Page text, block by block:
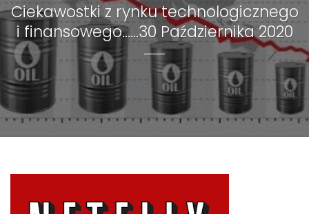
Ciekawostki z rynku technologicznego
i finansowego……30 Października 2020